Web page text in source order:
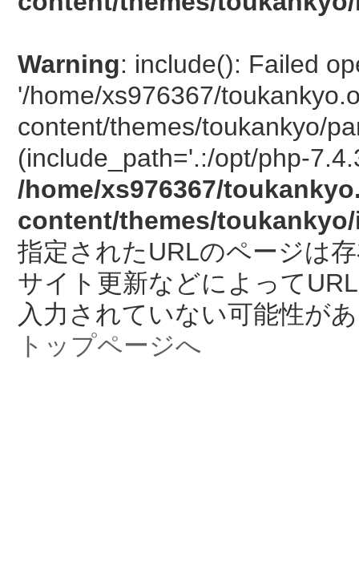
Warning: include(): Failed
'/home/xs976367/
content/themes/toukankyo/
(include_path='.:/opt/php-
/home/xs976367/
content/themes/
指定されたURLのページは
サイト更新などによって
入力されていない可能性が
トップページへ